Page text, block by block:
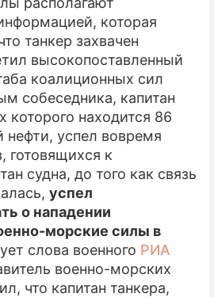
которая
танкер захвачен
высокопоставленный
коалиционных сил
собеседника, капитан
которого находится 86
нефти, успел вовремя
готовящихся к
судна, до того как связь
успел
о нападении
морские силы в
слова военного РИА
военно-морских
что капитан танкера,